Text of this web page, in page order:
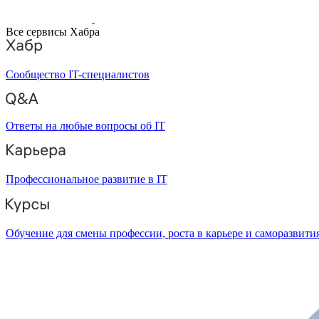
Все сервисы Хабра
Сообщество IT-специалистов
Ответы на любые вопросы об IT
Профессиональное развитие в IT
Обучение для смены профессии, роста в карьере и